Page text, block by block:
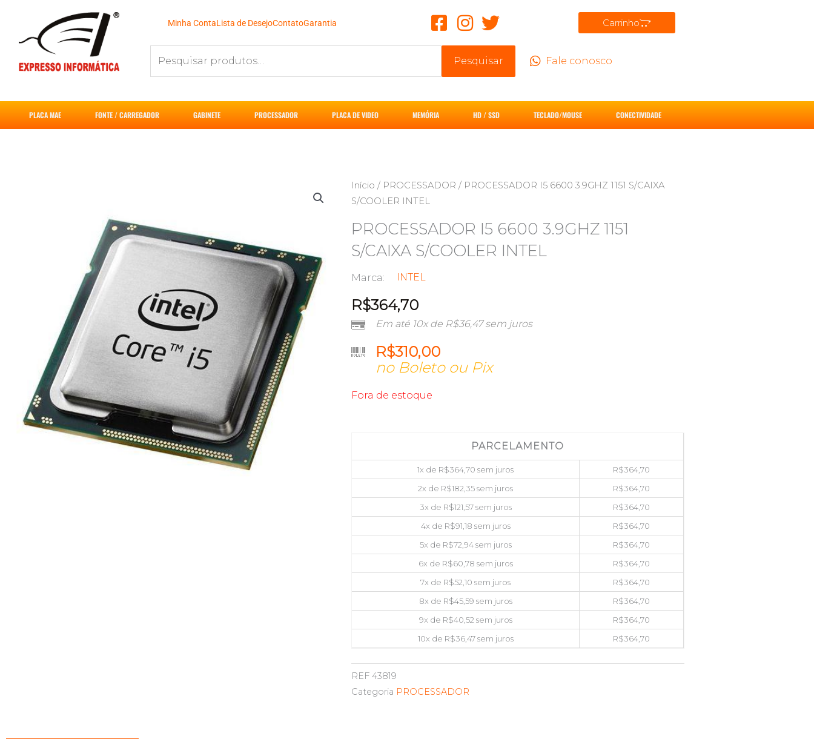
conteúdo
Minha ContaLista de DesejoContatoGarantia Carrinho
por:
Pesquisar Fale conosco
PLACA MAE FONTE / CARREGADOR GABINETE PROCESSADOR PLACA DE VIDEO MEMÓRIA HD / SSD TECLADO/MOUSE CONECTIVIDADE
Início / PROCESSADOR / PROCESSADOR I5 6600 3.9GHZ 1151 S/CAIXA
S/COOLER INTEL
PROCESSADOR I5 6600 3.9GHZ 1151
S/CAIXA S/COOLER INTEL
Marca: INTEL
R$364,70
Em até 10x de R$36,47sem juros
R$310,00
no Boleto ou Pix
Fora de estoque
PARCELAMENTO
1x de R$364,70 sem juros R$364,70
2x de R$182,35sem juros R$364,70
3x de R$121,57sem juros R$364,70
4x de R$91,18 sem juros R$364,70
5x de R$72,94sem juros R$364,70
6x de R$60,78 sem juros R$364,70
7x de R$52,10 sem juros R$364,70
8x de R$45,59 sem juros R$364,70
9x de R$40,52 sem juros R$364,70
10x de R$36,47sem juros R$364,70
REF 43819
Categoria PROCESSADOR